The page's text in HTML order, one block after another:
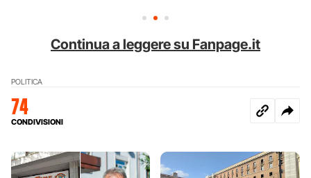
Continua a leggere su Fanpage.it
POLITICA
74
CONDIVISIONI